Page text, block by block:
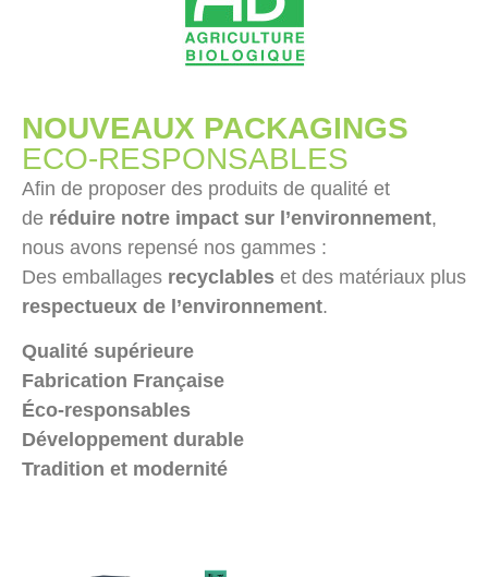
NOUVEAUX PACKAGINGS
ECO-RESPONSABLES
Afin de proposer des produits de qualité et
de réduire notre impact sur l’environnement,
nous avons repensé nos gammes :
Des emballages recyclables et des matériaux plus
respectueux de l’environnement.
Qualité supérieure
Fabrication Française
Éco-responsables
Développement durable
Tradition et modernité